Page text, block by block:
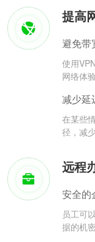
提高
避免带
使用
网络体验
减少延
在某些
径，减
远程
安全的
员工可
据的机